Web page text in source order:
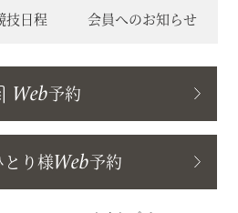
技日程 会員へのお知らせ
Web予約
とり様Web予約